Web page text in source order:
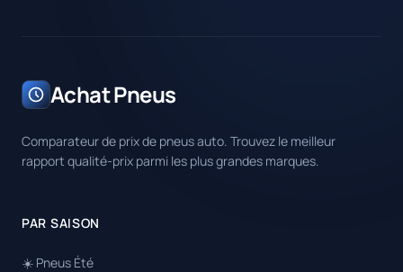
Achat Pneus
Comparateur de prix de pneus auto. Trouvez le meilleur
rapport qualité-prix parmi les plus grandes marques.
PAR SAISON
☀️ Pneus Été